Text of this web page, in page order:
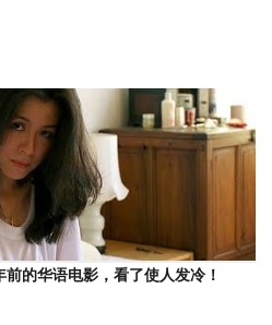
的华语电影，看了使人发冷！